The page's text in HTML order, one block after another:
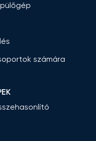
számára